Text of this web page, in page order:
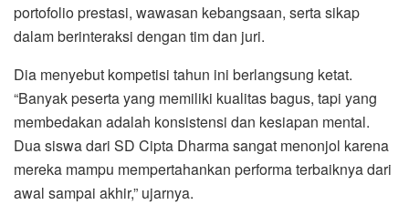
portofolio prestasi, wawasan kebangsaan, serta sikap
dalam berinteraksi dengan tim dan juri.
Dia menyebut kompetisi tahun ini berlangsung ketat.
“Banyak peserta yang memiliki kualitas bagus, tapi yang
membedakan adalah konsistensi dan kesiapan mental.
Dua siswa dari SD Cipta Dharma sangat menonjol karena
mereka mampu mempertahankan performa terbaiknya dari
awal sampai akhir,” ujarnya.